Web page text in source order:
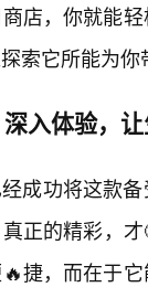
店，你就能
索它所能为你
入体验，
成功将这款
正的精彩，
捷，而在于